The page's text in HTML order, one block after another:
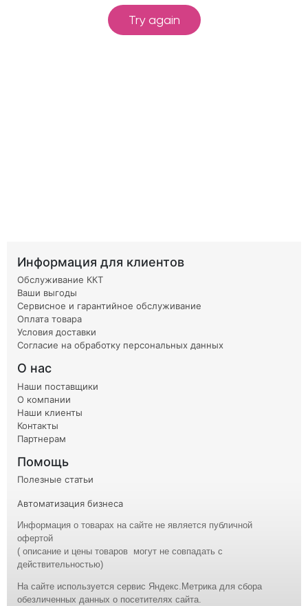
Информация для клиентов
Обслуживание ККТ
Ваши выгоды
Сервисное и гарантийное обслуживание
Оплата товара
Условия доставки
Согласие на обработку персональных данных
О нас
Наши поставщики
О компании
Наши клиенты
Контакты
Партнерам
Помощь
Полезные статьи
Автоматизация бизнеса
Информация о товарах на сайте не является публичной
офертой
( описание и цены товаров могут не совпадать с
действительностью)
На сайте используется сервис Яндекс.Метрика для сбора
обезличенных данных о посетителях сайта.